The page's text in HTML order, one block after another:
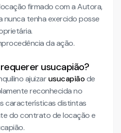
firmado com a Autora,
nunca tenha exercido posse
da ação.
usucapião?
ajuizarusucapiãode
reconhecida no
características distintas
do contrato de locação e